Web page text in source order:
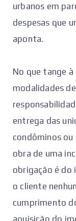
urbanos em
despesas que
aponta.
No que tange
modalidades
entrega das
condôminos ou
obra de uma
obrigação é do
o cliente
cumprimento
aquisição do